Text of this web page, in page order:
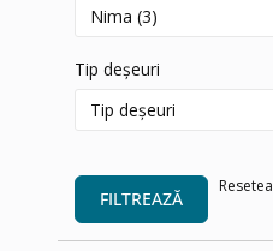
Tip deșeuri
FILTREAZĂ